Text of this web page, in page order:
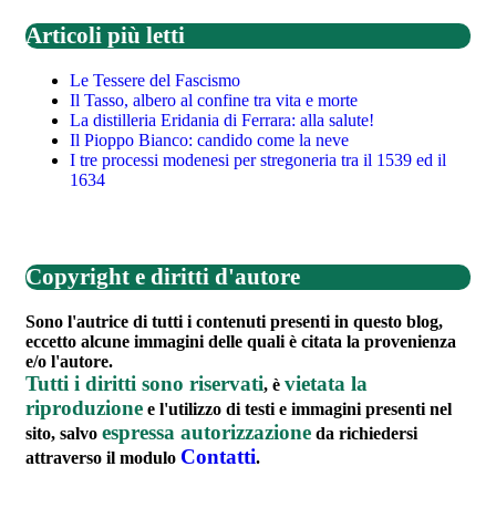
Articoli più letti
Le Tessere del Fascismo
Il Tasso, albero al confine tra vita e morte
La distilleria Eridania di Ferrara: alla salute!
Il Pioppo Bianco: candido come la neve
I tre processi modenesi per stregoneria tra il 1539 ed il
1634
Copyright e diritti d'autore
Sono l'autrice di tutti i contenuti presenti in questo blog,
eccetto alcune immagini delle quali è citata la provenienza
e/o l'autore.
Tutti i diritti sono riservati, è vietata la
riproduzione e l'utilizzo di testi e immagini presenti nel
sito, salvo espressa autorizzazione da richiedersi
attraverso il modulo Contatti.